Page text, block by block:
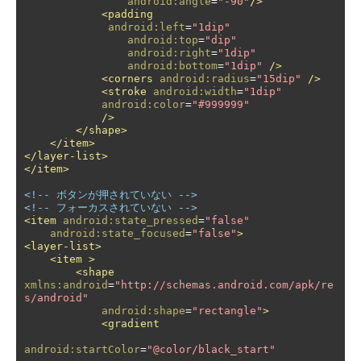
<padding
android:left="1dip"
android:top="dip"
android:right="1dip"
android:bottom="1dip"
/>
<corners
android:radius="15dip"
/>
<stroke
android:width="1dip"
android:color="#999999"
/>
</shape>
</item>
</layer-list>
</item>
<!-- ボタンが押されていない -->
<!-- フォーカスされていない -->
<item android:state_pressed="false"
android:state_focused="false">
<layer-list>
<item >
<shape
xmlns:android="http://schemas.android.com/apk/re
s/android"
android:shape="rectangle">
<gradient
android:startColor="@color/black_start"